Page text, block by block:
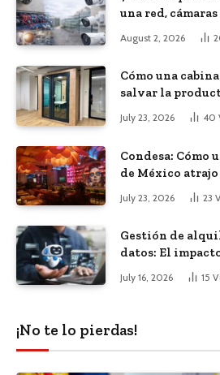
una red,
tecnológicos en
August 2, 2026
Cómo una
salvar la
July 23, 2026 40
Condesa: Cómo
de México
remotos de todo
July 23, 2026 23
Gestión de
datos: El
July 16, 2026 15
¡No te lo pierdas!